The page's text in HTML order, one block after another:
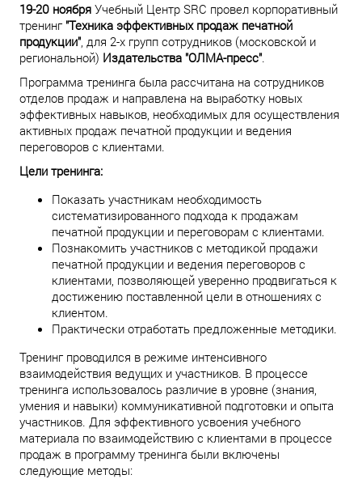
19-20 ноября Учебный Центр SRC провел корпоративный
тренинг "Техника эффективных продаж печатной
продукции", для 2-х групп сотрудников (московской и
региональной) Издательства "ОЛМА-пресс".
Программа тренинга была рассчитана на сотрудников
отделов продаж и направлена на выработку новых
эффективных навыков, необходимых для осуществления
активных продаж печатной продукции и ведения
переговоров с клиентами.
Цели тренинга:
Показать участникам необходимость
систематизированного подхода к продажам
печатной продукции и переговорам с клиентами.
Познакомить участников с методикой продажи
печатной продукции и ведения переговоров с
клиентами, позволяющей уверенно продвигаться к
достижению поставленной цели в отношениях с
клиентом.
Практически отработать предложенные методики.
Тренинг проводился в режиме интенсивного
взаимодействия ведущих и участников. В процессе
тренинга использовалось различие в уровне (знания,
умения и навыки) коммуникативной подготовки и опыта
участников. Для эффективного усвоения учебного
материала по взаимодействию с клиентами в процессе
продаж в программу тренинга были включены
следующие методы: